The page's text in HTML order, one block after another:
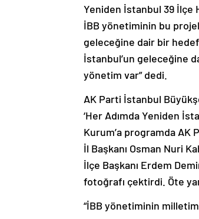
Yeniden İstanbul 39 İlçe
İBB yönetiminin bu
geleceğine dair bir
İstanbul’un geleceğine
yönetim var” dedi.
AK Parti İstanbul
‘Her Adımda Yeniden
Kurum’a programda AK
İl Başkanı Osman Nuri
İlçe Başkanı Erdem
fotoğrafı çektirdi. Öte
“İBB yönetiminin